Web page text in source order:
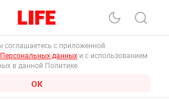
соглашаетесь с приложенной
данных и с использованием
в данной Политике.
ОК